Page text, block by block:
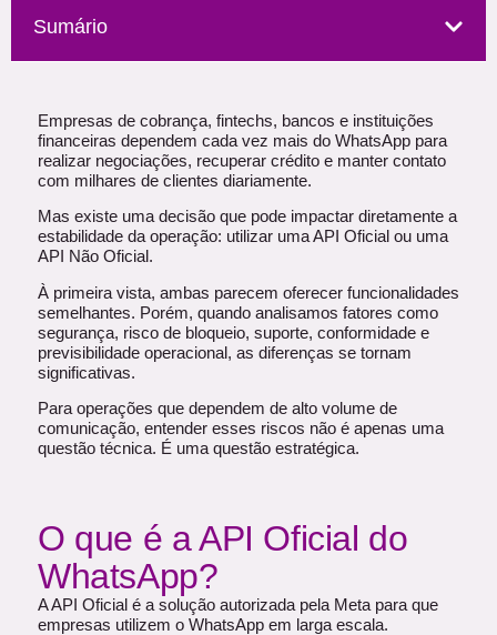
Sumário
Empresas de cobrança, fintechs, bancos e instituições
financeiras dependem cada vez mais do WhatsApp para
realizar negociações, recuperar crédito e manter contato
com milhares de clientes diariamente.
Mas existe uma decisão que pode impactar diretamente a
estabilidade da operação: utilizar uma API Oficial ou uma
API Não Oficial.
À primeira vista, ambas parecem oferecer funcionalidades
semelhantes. Porém, quando analisamos fatores como
segurança, risco de bloqueio, suporte, conformidade e
previsibilidade operacional, as diferenças se tornam
significativas.
Para operações que dependem de alto volume de
comunicação, entender esses riscos não é apenas uma
questão técnica. É uma questão estratégica.
O que é a API Oficial do
WhatsApp?
A API Oficial é a solução autorizada pela Meta para que
empresas utilizem o WhatsApp em larga escala.